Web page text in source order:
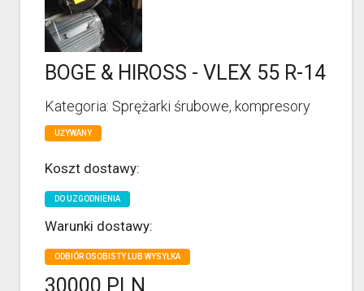
BOGE & HIROSS - VLEX 55 R-14
Kategoria: Sprężarki śrubowe, kompresory
UŻYWANY
Koszt dostawy:
DO UZGODNIENIA
Warunki dostawy:
ODBIÓR OSOBISTY LUB WYSYŁKA
30000 PLN